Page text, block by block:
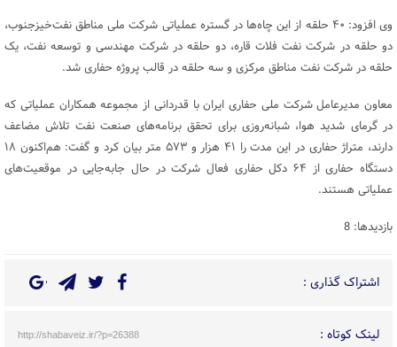
وی افزود: ۴۰ حلقه از این چاه‌ها در گستره عملیاتی شرکت ملی مناطق نفت‌خیزجنوب،
دو حلقه در شرکت نفت فلات قاره، دو حلقه در شرکت مهندسی و توسعه نفت، یک
حلقه در شرکت نفت مناطق مرکزی و سه حلقه در قالب پروژه حفاری شد.
معاون مدیرعامل شرکت ملی حفاری ایران با قدردانی از مجموعه همکاران عملیاتی که
در گرمای شدید هوا، شبانه‌روزی برای تحقق برنامه‌های صنعت نفت تلاش مضاعف
دارند، متراژ حفاری در این مدت را ۴۱ هزار و ۵۷۳ متر بیان کرد و گفت: هم‌اکنون ۱۸
دستگاه حفاری از ۶۴ دکل حفاری فعال شرکت در حال جابه‌جایی در موقعیت‌های
عملیاتی هستند.
بازدیدها: 8
اشتراک گذاری :
لینک کوتاه : http://shabaveiz.ir/?p=26388